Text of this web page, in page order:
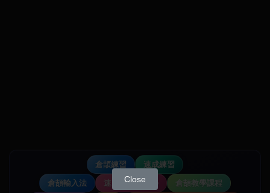
倉頡練習
速成練習
倉頡輸入法
速成輸入法教學
倉頡教學課程
Close